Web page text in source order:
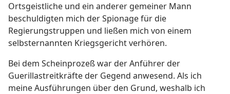
Ortsgeistliche und ein anderer gemeiner Mann
beschuldigten mich der Spionage für die
Regierungstruppen und ließen mich von einem
selbsternannten Kriegsgericht verhören.
Bei dem Scheinprozeß war der Anführer der
Guerillastreitkräfte der Gegend anwesend. Als ich
meine Ausführungen über den Grund, weshalb ich